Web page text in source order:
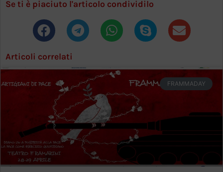
Se ti è piaciuto l'articolo condividilo
Articoli correlati
FRAMMADAY